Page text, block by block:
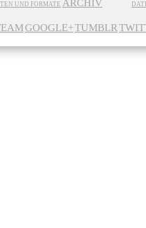
UND FORMATE ARCHIV
GOOGLE+TUMBLR